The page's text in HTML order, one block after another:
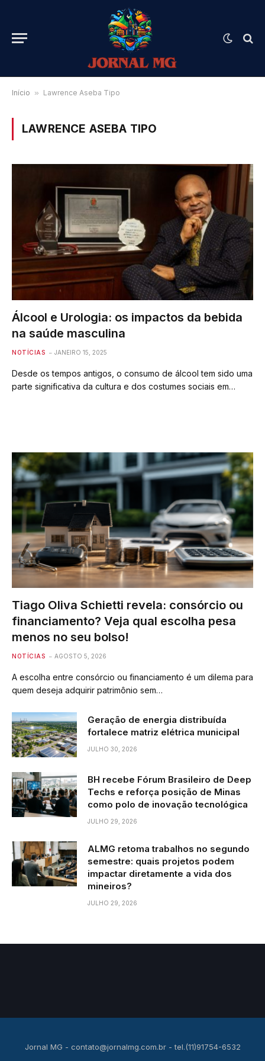
Início » Lawrence Aseba Tipo
LAWRENCE ASEBA TIPO
Álcool e Urologia: os impactos da bebida
na saúde masculina
NOTÍCIAS JANEIRO 15, 2025
Desde os tempos antigos, o consumo de álcool tem sido uma
parte significativa da cultura e dos costumes sociais em…
Tiago Oliva Schietti revela: consórcio ou
financiamento? Veja qual escolha pesa
menos no seu bolso!
NOTÍCIAS AGOSTO 5, 2026
A escolha entre consórcio ou financiamento é um dilema para
quem deseja adquirir patrimônio sem…
Geração de energia distribuída
fortalece matriz elétrica municipal
JULHO 30, 2026
BH recebe Fórum Brasileiro de Deep
Techs e reforça posição de Minas
como polo de inovação tecnológica
JULHO 29, 2026
ALMG retoma trabalhos no segundo
semestre: quais projetos podem
impactar diretamente a vida dos
mineiros?
JULHO 29, 2026
Jornal MG - contato@jornalmg.com.br- tel.(11)91754-6532